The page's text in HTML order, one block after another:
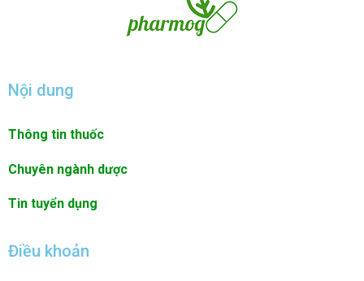
Nội dung
Thông tin thuốc
Chuyên ngành dược
Tin tuyển dụng
Điều khoản